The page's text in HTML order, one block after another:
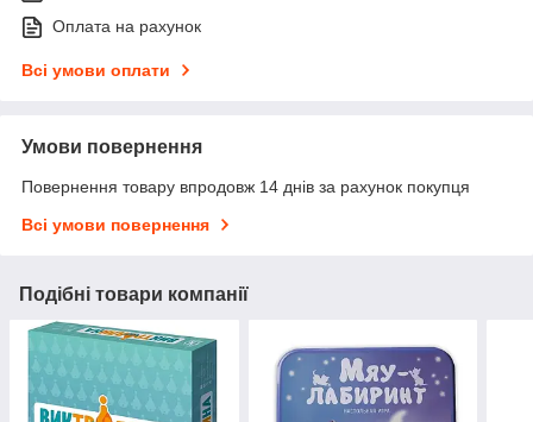
Оплата на рахунок
Всі умови оплати
Умови повернення
Повернення товару впродовж 14 днів за рахунок покупця
Всі умови повернення
Подібні товари компанії